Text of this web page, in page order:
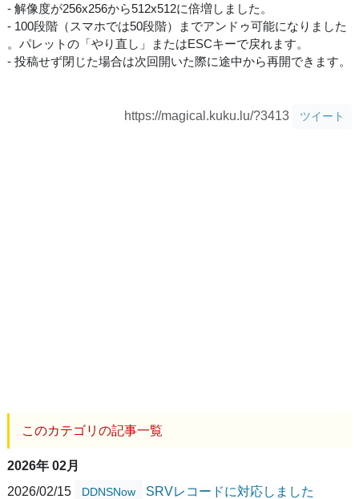
- 解像度が256x256から512x512に倍増しました。
- 100段階（スマホでは50段階）までアンドゥ可能になりました
。パレットの「やり直し」またはESCキーで戻れます。
- 投稿せず閉じた場合は次回開いた際に途中から再開できます。
https://magical.kuku.lu/?3413 ツイート
このカテゴリの記事一覧
2026年 02月
2026/02/15
DDNSNow SRVレコードに対応しました